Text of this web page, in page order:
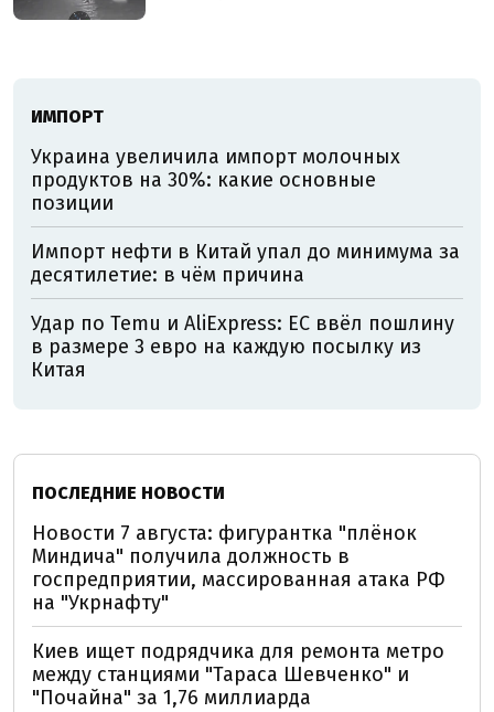
ИМПОРТ
Украина увеличила импорт молочных
продуктов на 30%: какие основные
позиции
Импорт нефти в Китай упал до минимума за
десятилетие: в чём причина
Удар по Temu и AliExpress: ЕС ввёл пошлину
в размере 3 евро на каждую посылку из
Китая
ПОСЛЕДНИЕ НОВОСТИ
Новости 7 августа: фигурантка "плёнок
Миндича" получила должность в
госпредприятии, массированная атака РФ
на "Укрнафту"
Киев ищет подрядчика для ремонта метро
между станциями "Тараса Шевченко" и
"Почайна" за 1,76 миллиарда